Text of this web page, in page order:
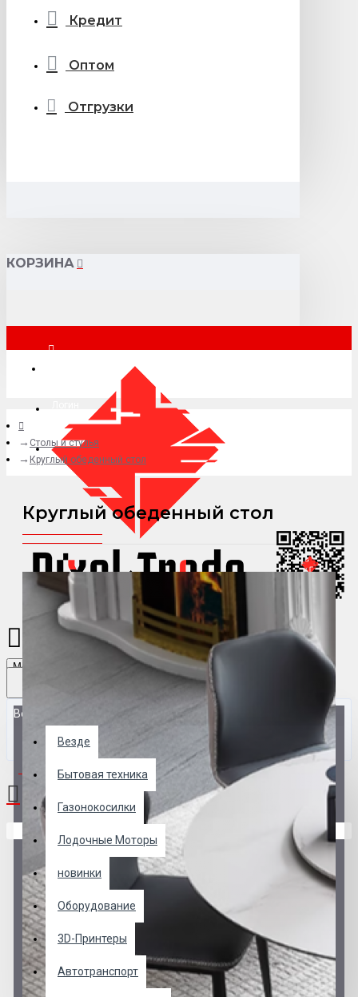
Кредит
Оптом
Отгрузки
КОРЗИНА
+7 (495) 015-41-41
Menu
Везде
Везде
Бытовая техника
Газонокосилки
Лодочные Моторы
новинки
Оборудование
3D-Принтеры
Автотранспорт
0 товар(ов) - 0 р.
В корзине пусто!
Столы и стулья
Круглый обеденный стол
Круглый обеденный стол